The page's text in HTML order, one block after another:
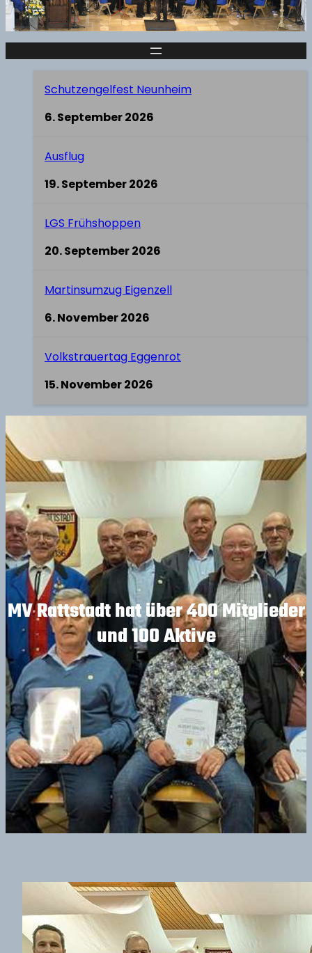
Schutzengelfest Neunheim
6. September 2026
Ausflug
19. September 2026
LGS Frühshoppen
20. September 2026
Martinsumzug Eigenzell
6. November 2026
Volkstrauertag Eggenrot
15. November 2026
MV Rattstadt hat über 400 Mitglieder
und 100 Aktive